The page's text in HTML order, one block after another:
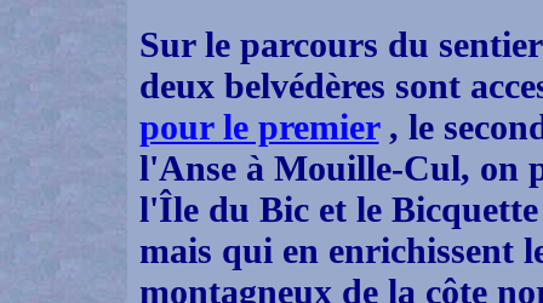
Sur le parcours du
deux belvédères sont
pour le premier, le
l'Anse à Mouille-Cul, on
l'Île du Bic et le
mais qui en enrichissent
montagneux de la côte